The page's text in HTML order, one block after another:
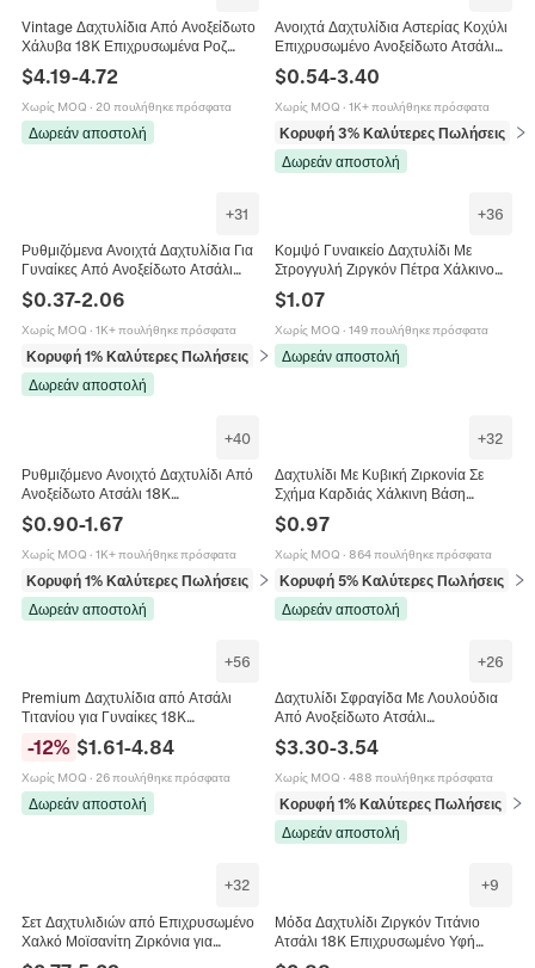
Vintage Δαχτυλίδια Από Ανοξείδωτο
Χάλυβα 18K Επιχρυσωμένα Ροζ
Ζιργκόν Καρδιά Άγγελος Ανάγλυφο
Αστέρι Blessing Γυναίκες
$4.19-4.72
Χωρίς MOQ · 20 πουλήθηκε πρόσφατα
Δωρεάν αποστολή
Ανοιχτά Δαχτυλίδια Αστερίας Κοχύλι
Επιχρυσωμένο Ανοξείδωτο Ατσάλι
18K Ρυθμιζόμενα Κοσμήματα
Παραλίας Vintage Γυναικεία
$0.54-3.40
Χωρίς MOQ · 1K+ πουλήθηκε πρόσφατα
Κορυφή 3% Καλύτερες Πωλήσεις
σε
Δωρεάν αποστολή
+31
Ρυθμιζόμενα Ανοιχτά Δαχτυλίδια Για
Γυναίκες Από Ανοξείδωτο Ατσάλι
Καρδιά Κοχύλι Πεταλούδα
Γεωμετρικό Ήλιος
$0.37-2.06
Χωρίς MOQ · 1K+ πουλήθηκε πρόσφατα
Κορυφή 1% Καλύτερες Πωλήσεις
σε Δαχτυλίδια
Δωρεάν αποστολή
+36
Κομψό Γυναικείο Δαχτυλίδι Με
Στρογγυλή Ζιργκόν Πέτρα Χάλκινο
Επιχρυσωμένο Κοσμήματα Γάμου
$1.07
Χωρίς MOQ · 149 πουλήθηκε πρόσφατα
Δωρεάν αποστολή
+40
Ρυθμιζόμενο Ανοιχτό Δαχτυλίδι Από
Ανοξείδωτο Ατσάλι 18K
Υποαλλεργικό Γεωμετρικό Κόσμημα
Για Γυναίκες
$0.90-1.67
Χωρίς MOQ · 1K+ πουλήθηκε πρόσφατα
Κορυφή 1% Καλύτερες Πωλήσεις
σε Δαχτυλίδια
Δωρεάν αποστολή
+32
Δαχτυλίδι Με Κυβική Ζιρκονία Σε
Σχήμα Καρδιάς Χάλκινη Βάση
Απειρότητας Ρομαντικό Κόσμημα Για
Γυναίκες
$0.97
Χωρίς MOQ · 864 πουλήθηκε πρόσφατα
Κορυφή 5% Καλύτερες Πωλήσεις
σε
Δωρεάν αποστολή
+56
Premium Δαχτυλίδια από Ατσάλι
Τιτανίου για Γυναίκες 18K
Επιχρυσωμένα Στρας Στοιβαζόμενα
Γεωμετρικά Ρωμαϊκοί Αριθμοί
-12% $1.61-4.84
Χωρίς MOQ · 26 πουλήθηκε πρόσφατα
Δωρεάν αποστολή
+26
Δαχτυλίδι Σφραγίδα Με Λουλούδια
Από Ανοξείδωτο Ατσάλι
Επιχρυσωμένο Ρετρό Μινιμαλιστικό
Κόσμημα Για Γυναίκες
$3.30-3.54
Χωρίς MOQ · 488 πουλήθηκε πρόσφατα
Κορυφή 1% Καλύτερες Πωλήσεις
σε
Δωρεάν αποστολή
+32
Σετ Δαχτυλιδιών από Επιχρυσωμένο
Χαλκό Μοϊσανίτη Ζιρκόνια για
+9
Μόδα Δαχτυλίδι Ζιργκόν Τιτάνιο
Ατσάλι 18K Επιχρυσωμένο Υφή